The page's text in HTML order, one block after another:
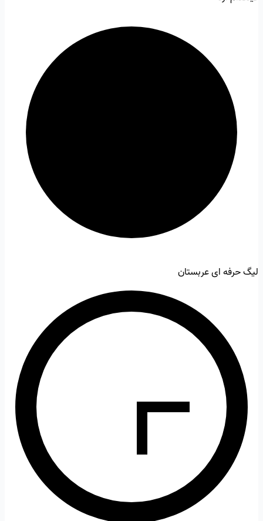
لیگ حرفه ای عربستان